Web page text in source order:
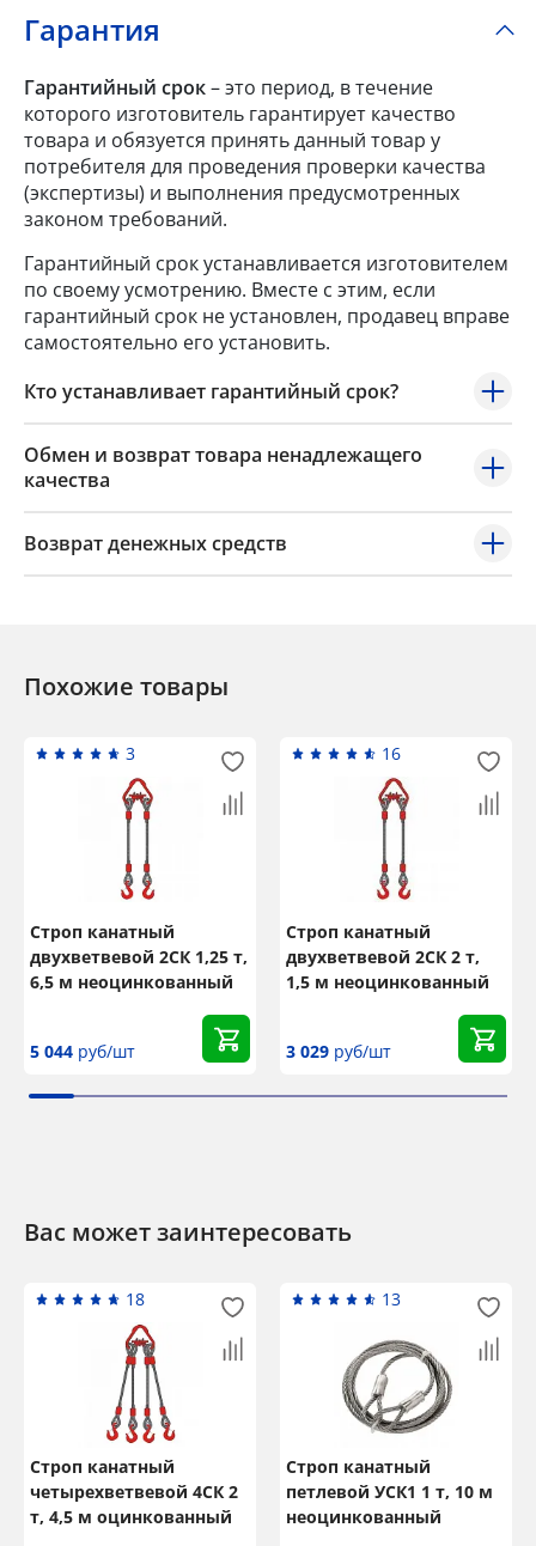
Гарантия
Гарантийный срок– это период, в течение
которого изготовитель гарантирует качество
товара и обязуется принять данный товар у
потребителя для проведения проверки качества
(экспертизы) и выполнения предусмотренных
законом требований.
Гарантийный срок устанавливается изготовителем
по своему усмотрению. Вместе с этим, если
гарантийный срок не установлен, продавец вправе
самостоятельно его установить.
Кто устанавливает гарантийный срок?
Обмен и возврат товара ненадлежащего
качества
Возврат денежных средств
Похожие товары
3
Строп канатный
двухветвевой 2СК 1,25 т,
6,5 м неоцинкованный
5 044 руб/шт
16
Строп канатный
двухветвевой 2СК 2 т,
1,5 м неоцинкованный
3 029 руб/шт
Вас может заинтересовать
18
Строп канатный
четырехветвевой 4СК 2
т, 4,5 м оцинкованный
13
Строп канатный
петлевой УСК1 1 т, 10 м
неоцинкованный